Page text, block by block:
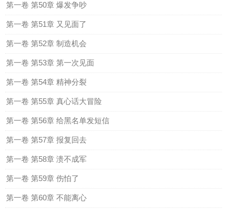
第一卷 第50章 爆发争吵
第一卷 第51章 又见面了
第一卷 第52章 制造机会
第一卷 第53章 第一次见面
第一卷 第54章 精神分裂
第一卷 第55章 真心话大冒险
第一卷 第56章 给黑名单发短信
第一卷 第57章 报复回去
第一卷 第58章 溃不成军
第一卷 第59章 伤怕了
第一卷 第60章 不能离心